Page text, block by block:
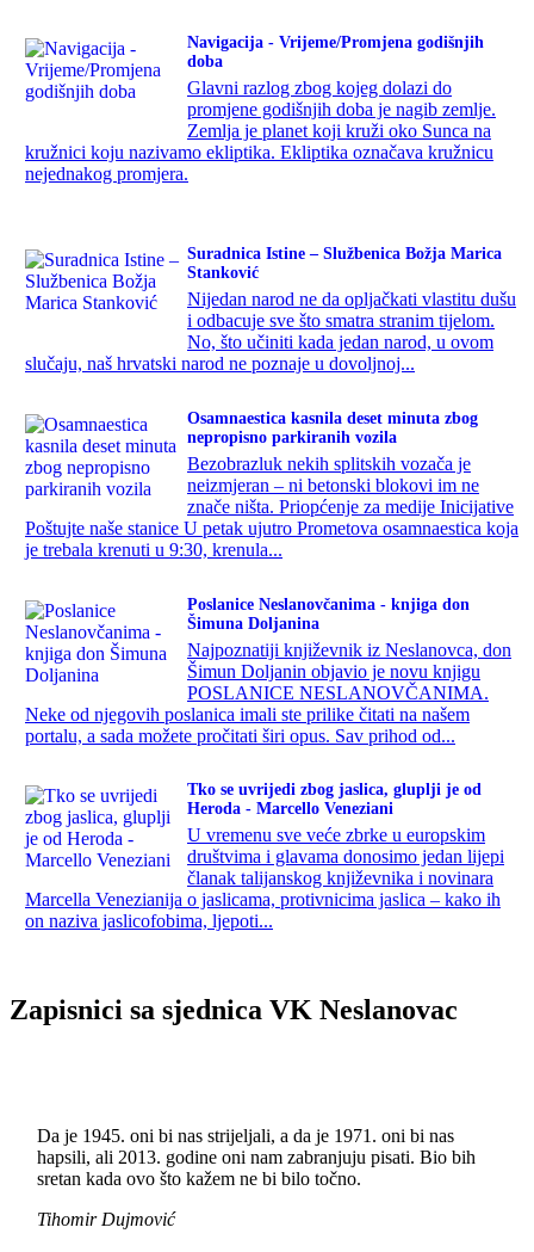
Navigacija - Vrijeme/Promjena godišnjih
doba
Glavni razlog zbog kojeg dolazi do
promjene godišnjih doba je nagib zemlje.
Zemlja je planet koji kruži oko Sunca na
kružnici koju nazivamo ekliptika. Ekliptika označava kružnicu
nejednakog promjera.
Suradnica Istine – Službenica Božja Marica
Stanković
Nijedan narod ne da opljačkati vlastitu dušu
i odbacuje sve što smatra stranim tijelom.
No, što učiniti kada jedan narod, u ovom
slučaju, naš hrvatski narod ne poznaje u dovoljnoj...
Osamnaestica kasnila deset minuta zbog
nepropisno parkiranih vozila
Bezobrazluk nekih splitskih vozača je
neizmjeran – ni betonski blokovi im ne
znače ništa. Priopćenje za medije Inicijative
Poštujte naše stanice U petak ujutro Prometova osamnaestica koja
je trebala krenuti u 9:30, krenula...
Poslanice Neslanovčanima - knjiga don
Šimuna Doljanina
Najpoznatiji književnik iz Neslanovca, don
Šimun Doljanin objavio je novu knjigu
POSLANICE NESLANOVČANIMA.
Neke od njegovih poslanica imali ste prilike čitati na našem
portalu, a sada možete pročitati širi opus. Sav prihod od...
Tko se uvrijedi zbog jaslica, gluplji je od
Heroda - Marcello Veneziani
U vremenu sve veće zbrke u europskim
društvima i glavama donosimo jedan lijepi
članak talijanskog književnika i novinara
Marcella Venezianija o jaslicama, protivnicima jaslica – kako ih
on naziva jaslicofobima, ljepoti...
Zapisnici sa sjednica VK Neslanovac
Da je 1945. oni bi nas strijeljali, a da je 1971. oni bi nas
hapsili, ali 2013. godine oni nam zabranjuju pisati. Bio bih
sretan kada ovo što kažem ne bi bilo točno.
Tihomir Dujmović